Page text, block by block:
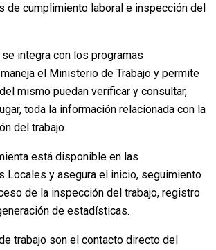
de cumplimiento laboral e inspección del
integra con los programas
el Ministerio de Trabajo y permite
mismo puedan verificar y consultar,
toda la información relacionada con la
del trabajo.
está disponible en las
Locales y asegura el inicio, seguimiento
de la inspección del trabajo, registro
de estadísticas.
trabajo son el contacto directo del